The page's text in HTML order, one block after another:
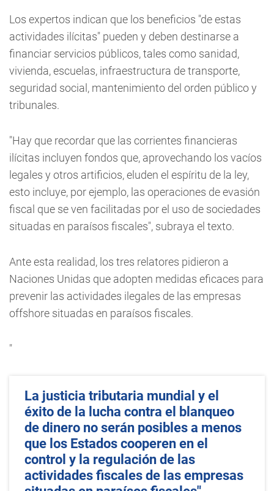
Los expertos indican que los beneficios "de estas
actividades ilícitas" pueden y deben destinarse a
financiar servicios públicos, tales como sanidad,
vivienda, escuelas, infraestructura de transporte,
seguridad social, mantenimiento del orden público y
tribunales.
"Hay que recordar que las corrientes financieras
ilícitas incluyen fondos que, aprovechando los vacíos
legales y otros artificios, eluden el espíritu de la ley,
esto incluye, por ejemplo, las operaciones de evasión
fiscal que se ven facilitadas por el uso de sociedades
situadas en paraísos fiscales", subraya el texto.
Ante esta realidad, los tres relatores pidieron a
Naciones Unidas que adopten medidas eficaces para
prevenir las actividades ilegales de las empresas
offshore situadas en paraísos fiscales.
"
La justicia tributaria mundial y el
éxito de la lucha contra el blanqueo
de dinero no serán posibles a menos
que los Estados cooperen en el
control y la regulación de las
actividades fiscales de las empresas